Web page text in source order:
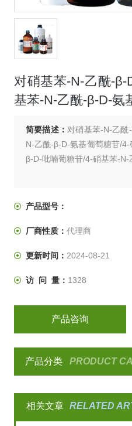
对硝基苯-N-乙酰-β-
基苯-N-乙酰-β-D-氨
简要描述：对硝基苯-N-乙酰
N-乙酰-β-D-氨基葡萄糖苷/
β-D-吡喃葡糖苷/4-硝基苯-
产品型号：
厂商性质： 代理商
更新时间： 2024-08-21
访 问 量： 1328
产品咨询
产品分类 PRODUCT
相关文章 RELATED